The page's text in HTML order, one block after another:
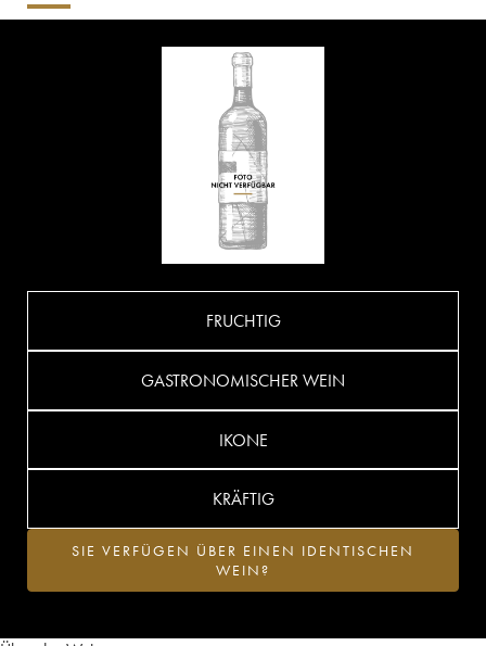
FRUCHTIG
GASTRONOMISCHER WEIN
IKONE
KRÄFTIG
SIE VERFÜGEN ÜBER EINEN IDENTISCHEN
WEIN?